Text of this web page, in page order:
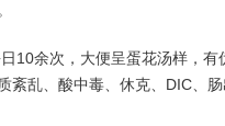
余次，大便呈蛋花汤样，有
乱、酸中毒、休克、DIC